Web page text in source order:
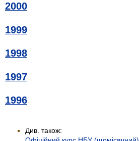
2000
1999
1998
1997
1996
Див. також: